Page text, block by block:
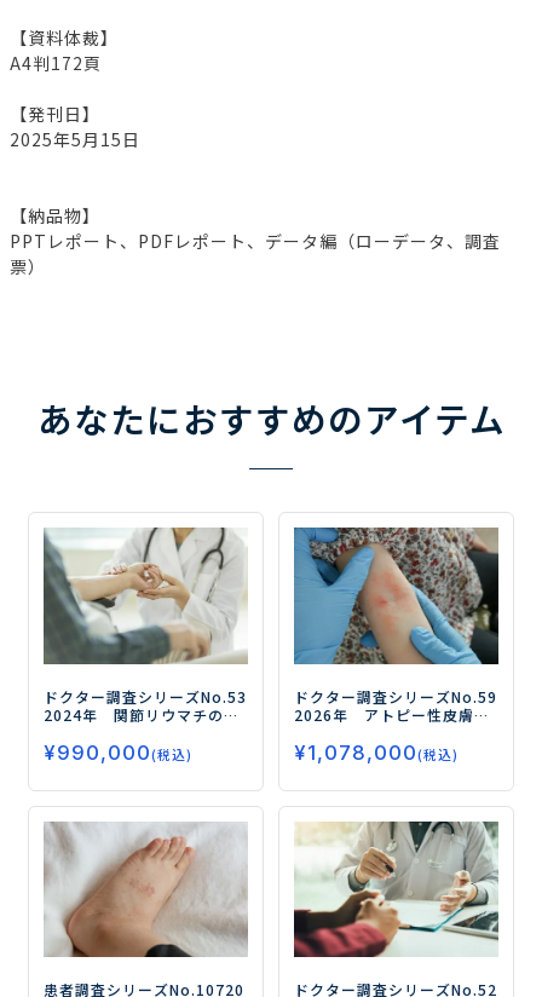
【資料体裁】
A4判172頁
【発刊日】
2025年5月15日
【納品物】
PPTレポート、PDFレポート、データ編（ローデータ、調査
票）
あなたにおすすめのアイテム
ドクター調査シリーズNo.53
2024年 関節リウマチのド
剤・JAK阻害剤の処方実態と
治療評価、D2TRAに対する
治療状況を調査―
¥990,000(税込)
ドクター調査シリーズNo.59
2026年 アトピー性皮膚炎
身療法（生物学的製剤/JAK
阻害薬）の治療実態・評
価、開発薬のニーズを徹底
調査ー
¥1,078,000(税込)
患者調査シリーズNo.10720 ドクター調査シリーズNo.52